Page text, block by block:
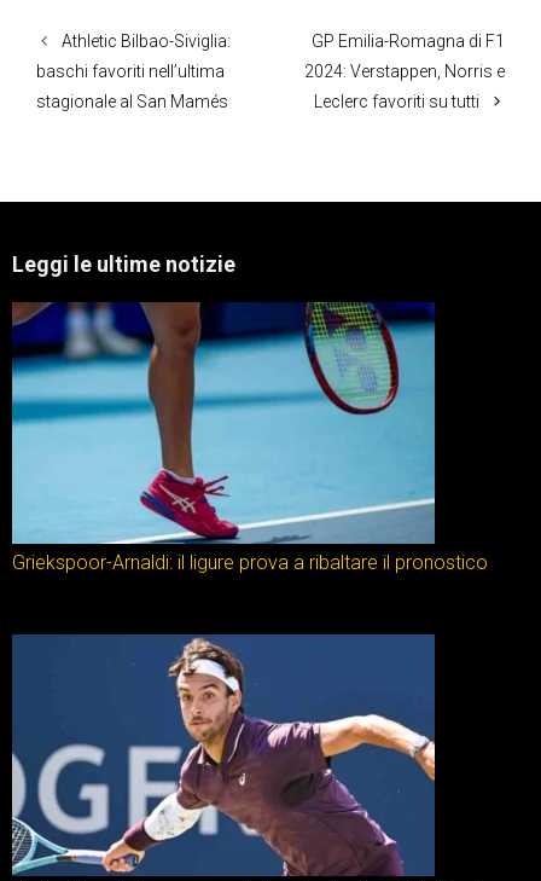
Athletic Bilbao-Siviglia:
baschi favoriti nell’ultima
stagionale al San Mamés
GP Emilia-Romagna di F1
2024: Verstappen, Norris e
Leclerc favoriti su tutti
Leggi le ultime notizie
Griekspoor-Arnaldi: il ligure prova a ribaltare il pronostico